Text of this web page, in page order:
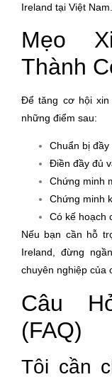
Ireland tại Việt Nam.
Mẹo
Thành
Để tăng cơ hội xin
những điểm sau:
Chuẩn bị
Điền đầy đủ
Chứng minh
Chứng minh
Có kế hoạch
Nếu bạn cần hỗ
Ireland, đừng
chuyên nghiệp của
Câu
(FAQ)
Tôi cần